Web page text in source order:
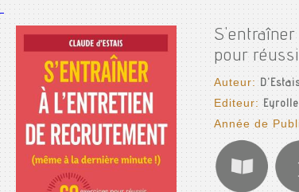
pour
Auteur:
Editeur:
Année de